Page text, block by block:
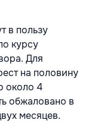
в пользу
курсу
Для
на половину
около 4
обжаловано в
месяцев.